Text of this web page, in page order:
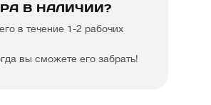
В НАЛИЧИИ?
в течение 1-2 рабочих
вы сможете его забрать!